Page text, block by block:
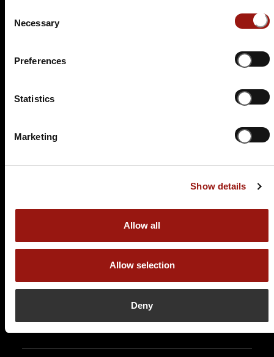
Selection
Necessary
Preferences
Statistics
Marketing
Show details
Allow all
Allow selection
Deny
Schomaker's Landgasthof
27432 Bremervörde
Auf der Karte anzeigen
89,90 €